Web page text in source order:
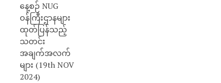
နေ့စဉ် NUG
ဝန်ကြီးဌာနများ
ထုတ်ပြန်သည့်
သတင်း
အချက်အလက်
များ (19th NOV
2024)